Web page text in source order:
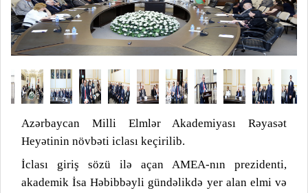
Azərbaycan Milli Elmlər Akademiyası Rəyasət
Heyətinin növbəti iclası keçirilib.
İclası giriş sözü ilə açan AMEA-nın prezidenti,
akademik İsa Həbibbəyli gündəlikdə yer alan elmi və